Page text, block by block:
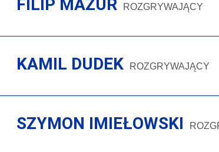
FILIP MAZUR ROZGRYWAJĄCY
KAMIL DUDEK ROZGRYWAJĄCY
SZYMON IMIEŁOWSKI